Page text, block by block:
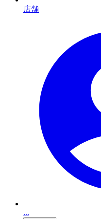
店舗
...